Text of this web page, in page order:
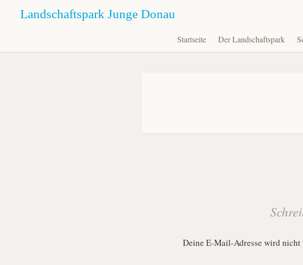
Landschaftspark Junge Donau
Zum
Inhalt
Startseite Der Landschaftspark
Deine E-Mail-Adresse wird